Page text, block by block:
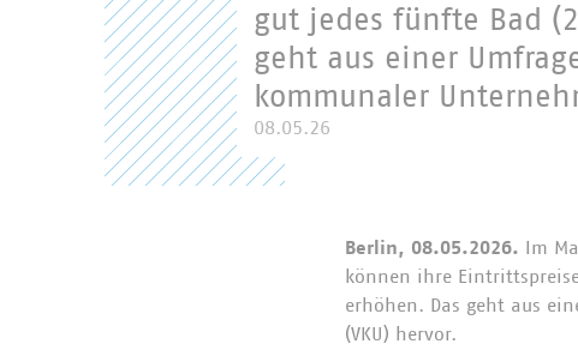
gut jedes fünfte Bad
geht aus einer
kommunaler
08.05.26
Berlin, 08.05.2026. Im
können ihre
erhöhen. Das geht aus
(VKU) hervor.